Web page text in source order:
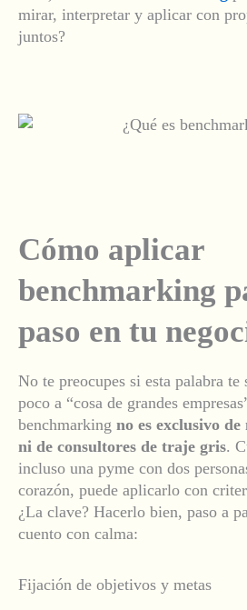
mirar, interpretar y aplicar con
juntos?
Cómo aplicar
benchmarking
paso en tu
No te preocupes si esta palabra te
poco a “cosa de grandes
benchmarking no es exclusivo
ni de consultores de traje gris.
incluso una pyme con dos
corazón, puede aplicarlo con
¿La clave? Hacerlo bien, paso a
cuento con calma:
Fijación de objetivos y metas